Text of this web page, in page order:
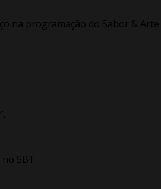
na programação do Sabor & Arte.
SBT.